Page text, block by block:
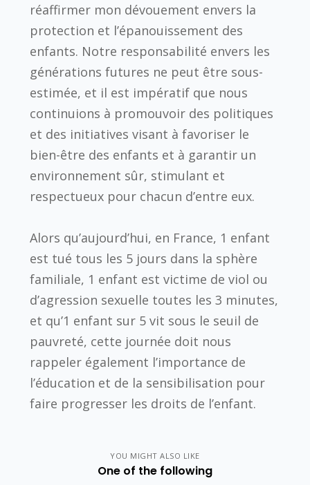
réaffirmer mon dévouement envers la
protection et l’épanouissement des
enfants. Notre responsabilité envers les
générations futures ne peut être sous-
estimée, et il est impératif que nous
continuions à promouvoir des politiques
et des initiatives visant à favoriser le
bien-être des enfants et à garantir un
environnement sûr, stimulant et
respectueux pour chacun d’entre eux.
Alors qu’aujourd’hui, en France, 1 enfant
est tué tous les 5 jours dans la sphère
familiale, 1 enfant est victime de viol ou
d’agression sexuelle toutes les 3 minutes,
et qu’1 enfant sur 5 vit sous le seuil de
pauvreté, cette journée doit nous
rappeler également l’importance de
l’éducation et de la sensibilisation pour
faire progresser les droits de l’enfant.
YOU MIGHT ALSO LIKE
One of the following